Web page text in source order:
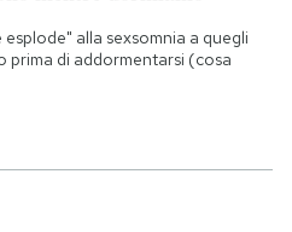
alla sexsomnia a quegli
prima di addormentarsi (cosa